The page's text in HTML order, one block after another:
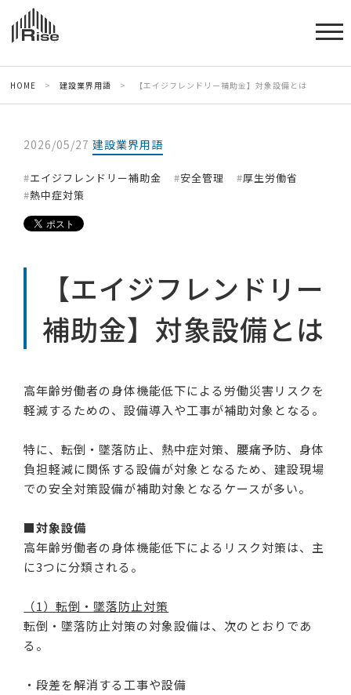
HOME > 建設業界用語 > 【エイジフレンドリー補助金】対象設備とは
2026/05/27 建設業界用語
エイジフレンドリー補助金 安全管理
厚生労働省
熱中症対策
【エイジフレンドリー
補助金】対象設備とは
高年齢労働者の身体機能低下による労働災害リスクを
軽減するための、設備導入や工事が補助対象となる。
特に、転倒・墜落防止、熱中症対策、腰痛予防、身体
負担軽減に関係する設備が対象となるため、建設現場
での安全対策設備が補助対象となるケースが多い。
■対象設備
高年齢労働者の身体機能低下によるリスク対策は、主
に3つに分類される。
（1）転倒・墜落防止対策
転倒・墜落防止対策の対象設備は、次のとおりであ
る。
・段差を解消する工事や設備